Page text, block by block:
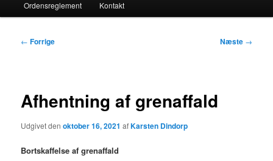
Ordensreglement Kontakt
Indlægsnavigation
← Forrige Næste →
Afhentning af grenaffald
Udgivet denoktober 16, 2021 afKarsten Dindorp
Bortskaffelse af grenaffald